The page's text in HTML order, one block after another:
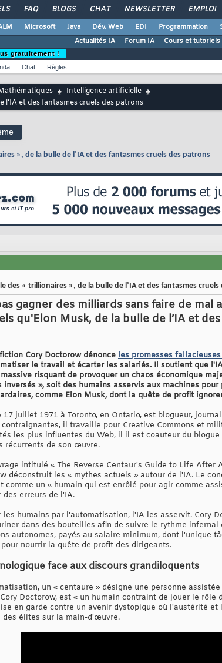
FAQ BLOGS CHAT NEWSLETTER EMPLOI
Microsoft Java Dév. Web EDI Programmation
Actualités IA
Forum IA Cours et tutoriels
gratuitement !
Chat Règles
Intelligence artificielle
et des fantasmes cruels des patrons
», de la bulle de l’IA et des fantasmes cruels des patrons
des « trillionaires », de la bulle de l’IA et des fantasmes
gagner des milliards sans faire de mal
qu'Elon Musk, de la bulle de l’IA et
Cory Doctorow dénonce les promesses
le travail et écarter les salariés. Il soutient que
risquant de provoquer un chaos économique
inversés », soit des humains asservis aux machines
comme Elon Musk, dont la quête de profit
17 juillet 1971 à Toronto, en Ontario, est blogueur,
il travaille pour Creative Commons et
les plus influentes du Web, il il est coauteur du
récurrents de son œuvre.
intitulé « The Reverse Centaur's Guide to Life
déconstruit les « mythes actuels » autour de l'IA. Le
comme un « humain qui est enrôlé pour agir comme
des erreurs de l'IA.
humains par l'automatisation, l'IA les asservit. Cory
dans des bouteilles afin de suivre le rythme
autonomes, payés au salaire minimum, dont l'unique
nourrir la quête de profit des dirigeants.
face aux discours grandiloquents
un « centaure » désigne une personne
Doctorow, est « un humain contraint de jouer le rôle
en garde contre un avenir dystopique où l'austérité
des élites sur la main-d'œuvre.